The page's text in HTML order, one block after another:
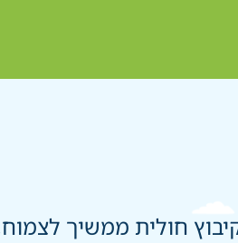
חולית ממשיך